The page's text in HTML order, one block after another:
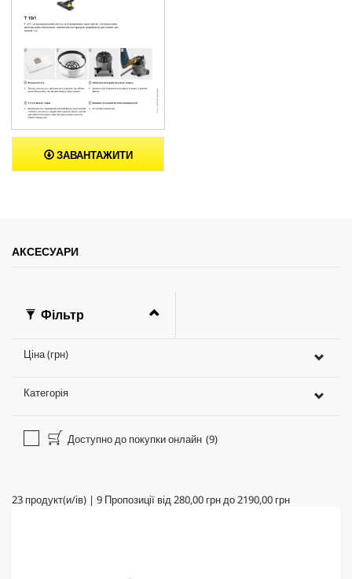
ЗАВАНТАЖИТИ
АКСЕСУАРИ
Фільтр
Ціна (грн)
Категорія
Доступно до покупки онлайн (9)
23 продукт(и/ів) | 9 Пропозиції від280,00 грндо2190,00 грн